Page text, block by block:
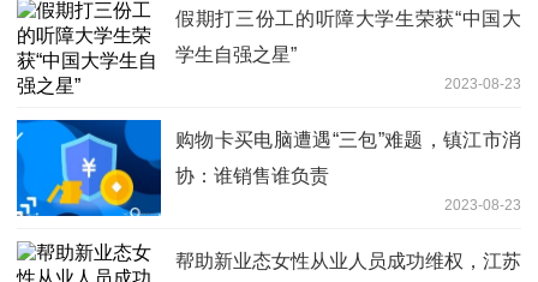
假期打三份工的听障大学生荣获“中国大
学生自强之星”
2023-08-23
购物卡买电脑遭遇“三包”难题，镇江市消
协：谁销售谁负责
2023-08-23
帮助新业态女性从业人员成功维权，江苏